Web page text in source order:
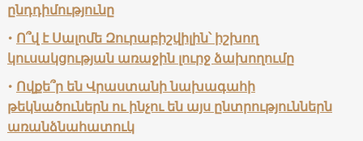
ընդդիմությունը
• Ո՞վ է Սալոմե Զուրաբիշվիլին՝ իշխող
կուսակցության առաջին լուրջ ձախողումը
• Ովքե՞ր են Վրաստանի նախագահի
թեկնածուներն ու ինչու են այս ընտրություններն
առանձնահատուկ